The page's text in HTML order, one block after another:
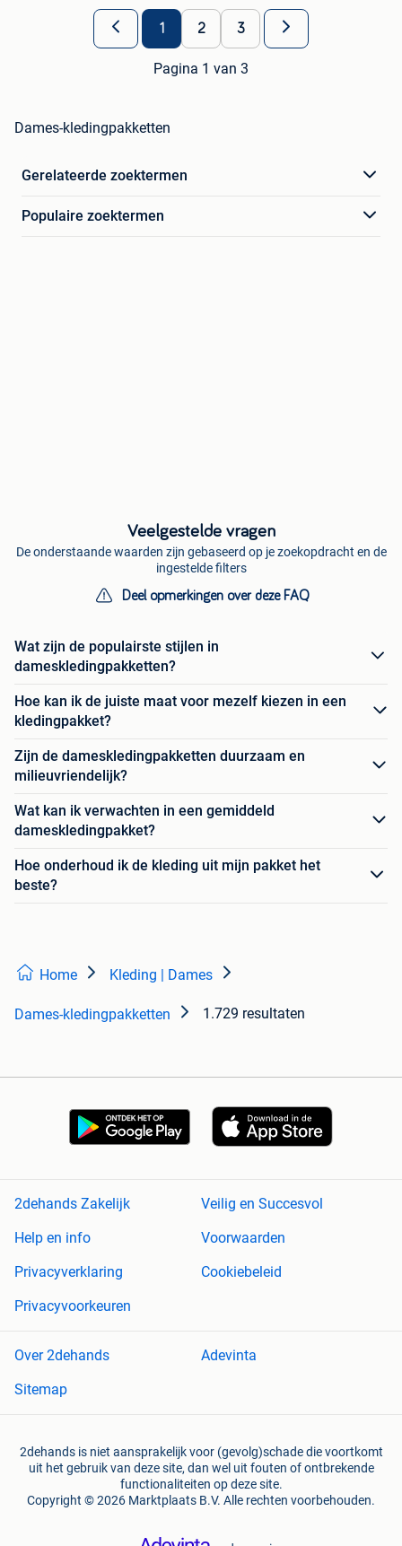
1 2 3
Pagina 1 van 3
Dames-kledingpakketten
Gerelateerde zoektermen
Populaire zoektermen
Veelgestelde vragen
De onderstaande waarden zijn gebaseerd op je zoekopdracht en de
ingestelde filters
Deel opmerkingen over deze FAQ
Wat zijn de populairste stijlen in
dameskledingpakketten?
Hoe kan ik de juiste maat voor mezelf kiezen in een
kledingpakket?
Zijn de dameskledingpakketten duurzaam en
milieuvriendelijk?
Wat kan ik verwachten in een gemiddeld
dameskledingpakket?
Hoe onderhoud ik de kleding uit mijn pakket het
beste?
Home Kleding | Dames
Dames-kledingpakketten 1.729 resultaten
2dehands Zakelijk
Veilig en Succesvol
Help en info
Voorwaarden
Privacyverklaring
Cookiebeleid
Privacyvoorkeuren
Over 2dehands
Adevinta
Sitemap
2dehands is niet aansprakelijk voor (gevolg)schade die voortkomt
uit het gebruik van deze site, dan wel uit fouten of ontbrekende
functionaliteiten op deze site.
Copyright © 2026 Marktplaats B.V. Alle rechten voorbehouden.